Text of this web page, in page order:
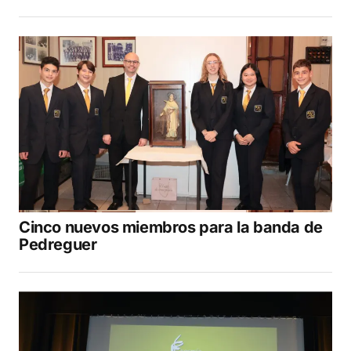
Cinco nuevos miembros para la banda de
Pedreguer